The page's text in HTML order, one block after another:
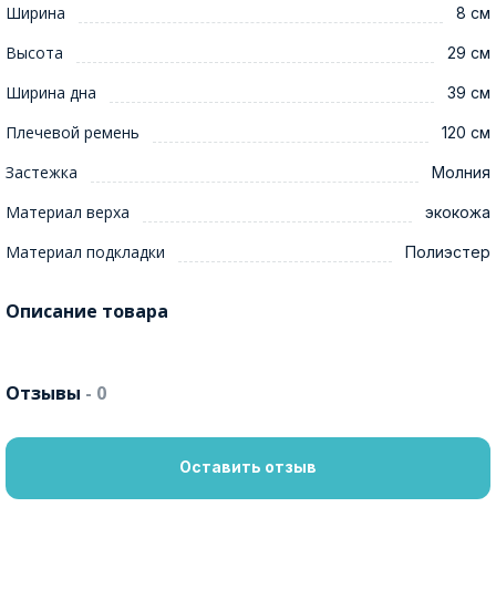
Ширина 8 см
Высота 29 см
Ширина дна 39 см
Плечевой ремень 120 см
Застежка Молния
Материал верха экокожа
Материал подкладки Полиэстер
Описание товара
Отзывы - 0
Оставить отзыв